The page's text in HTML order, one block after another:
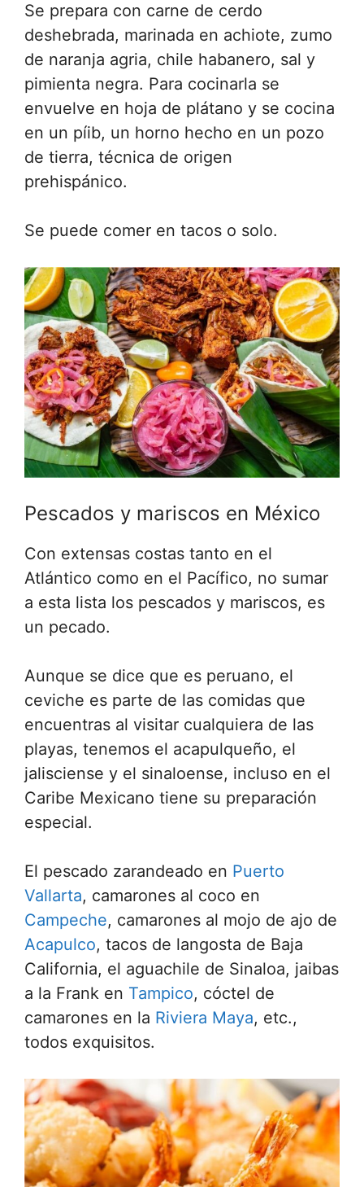
Se prepara con carne de cerdo
deshebrada, marinada en achiote, zumo
de naranja agria, chile habanero, sal y
pimienta negra. Para cocinarla se
envuelve en hoja de plátano y se cocina
en un píib, un horno hecho en un pozo
de tierra, técnica de origen
prehispánico.
Se puede comer en tacos o solo.
Pescados y mariscos en México
Con extensas costas tanto en el
Atlántico como en el Pacífico, no sumar
a esta lista los pescados y mariscos, es
un pecado.
Aunque se dice que es peruano, el
ceviche es parte de las comidas que
encuentras al visitar cualquiera de las
playas, tenemos el acapulqueño, el
jalisciense y el sinaloense, incluso en el
Caribe Mexicano tiene su preparación
especial.
El pescado zarandeado en Puerto
Vallarta, camarones al coco en
Campeche, camarones al mojo de ajo de
Acapulco, tacos de langosta de Baja
California, el aguachile de Sinaloa, jaibas
a la Frank en Tampico, cóctel de
camarones en la Riviera Maya, etc.,
todos exquisitos.